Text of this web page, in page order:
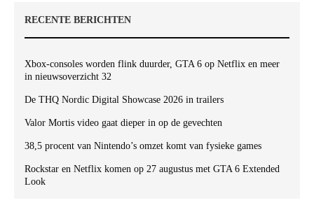
RECENTE BERICHTEN
Xbox-consoles worden flink duurder, GTA 6 op Netflix en meer
in nieuwsoverzicht 32
De THQ Nordic Digital Showcase 2026 in trailers
Valor Mortis video gaat dieper in op de gevechten
38,5 procent van Nintendo’s omzet komt van fysieke games
Rockstar en Netflix komen op 27 augustus met GTA 6 Extended
Look